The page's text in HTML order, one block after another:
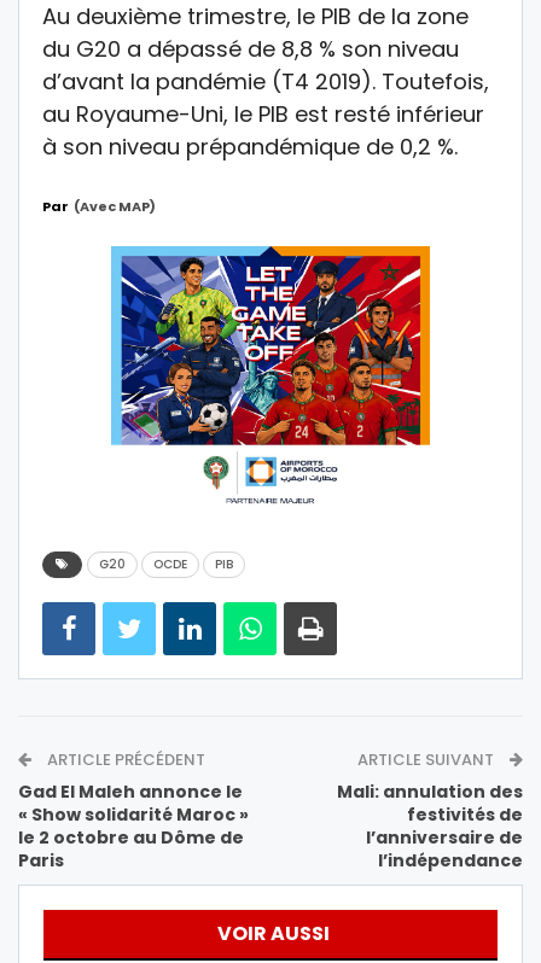
Au deuxième trimestre, le PIB de la zone
du G20 a dépassé de 8,8 % son niveau
d’avant la pandémie (T4 2019). Toutefois,
au Royaume-Uni, le PIB est resté inférieur
à son niveau prépandémique de 0,2 %.
Par (avec MAP)
G20 OCDE PIB
ARTICLE PRÉCÉDENT
Gad El Maleh annonce le
« Show solidarité Maroc »
le 2 octobre au Dôme de
Paris
ARTICLE SUIVANT
Mali: annulation des
festivités de
l’anniversaire de
l’indépendance
VOIR AUSSI